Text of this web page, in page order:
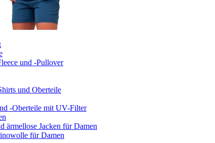
und -Pullover
und Oberteile
-Oberteile mit UV-Filter
ärmellose Jacken für Damen
für Damen